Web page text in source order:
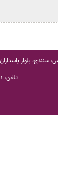
سنندج، بلوار
تلفن: